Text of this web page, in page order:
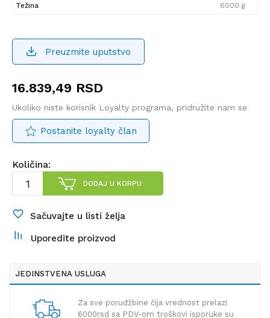
Težina
6000 g
Preuzmite uputstvo
16.839,49 RSD
Ukoliko niste korisnik Loyalty programa, pridružite nam se
Postanite loyalty član
Količina:
DODAJ U KORPU
Sačuvajte u listi želja
Uporedite proizvod
JEDINSTVENA USLUGA
Za sve poruđžbine čija vrednost prelazi
6000rsd sa PDV-om troškovi isporuke su